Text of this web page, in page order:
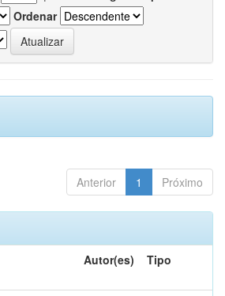
Ordenar
Anterior 1 Próximo
Autor(es) Tipo